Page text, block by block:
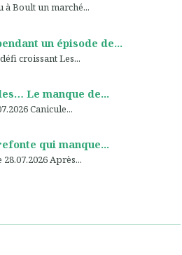
à Boult un marché...
un épisode de...
croissant Les...
Le manque de...
Canicule...
qui manque...
Après...